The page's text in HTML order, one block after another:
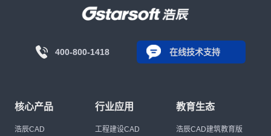
400-800-1418 在线技术支持
核心产品
浩辰CAD
行业应用
工程建设CAD
教育生态
浩辰CAD建筑教育版